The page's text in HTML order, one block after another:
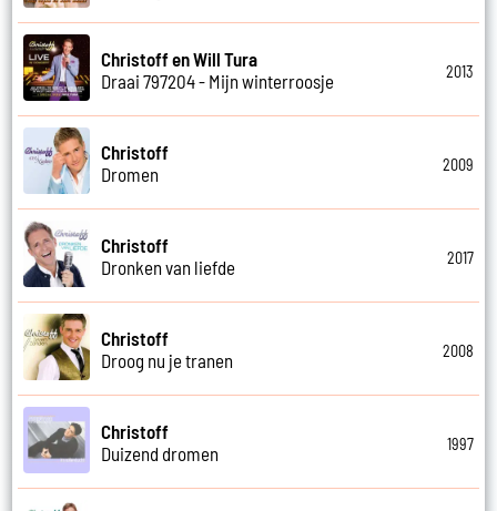
Christoff en Will Tura
Draai 797204 - Mijn winterroosje
2013
Christoff
Dromen
2009
Christoff
Dronken van liefde
2017
Christoff
Droog nu je tranen
2008
Christoff
Duizend dromen
1997